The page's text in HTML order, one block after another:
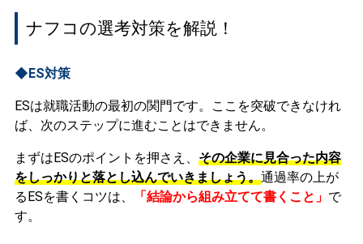
ナフコの選考対策を解説！
◆ES対策
ESは就職活動の最初の関門です。ここを突破できなけれ
ば、次のステップに進むことはできません。
まずはESのポイントを押さえ、 その企業に見合った内容
をしっかりと落とし込んでいきましょう。通過率の上が
るESを書くコツは、
「結論から組み立てて書くこと」 で
す。